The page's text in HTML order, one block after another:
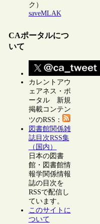
ク）
saveMLAK
CAポータルにつ
いて
カレントアウ
ェアネス・ポ
ータル 新規
掲載コンテン
ツのRSS：
図書館関係雑
誌目次RSS集
（国内）
日本の図書
館・図書館情
報学関係情報
誌の目次を
RSSで配信し
ています。
このサイトに
ついて